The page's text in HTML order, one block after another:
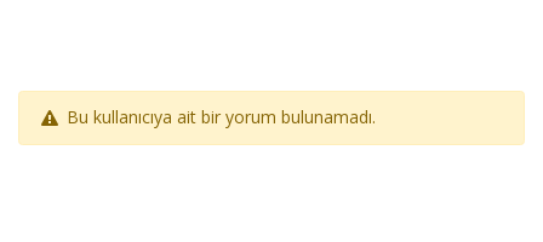
Bu kullanıcıya ait bir yorum bulunamadı.